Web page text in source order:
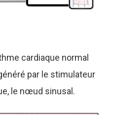
cardiaque normal
par le stimulateur
le nœud sinusal.